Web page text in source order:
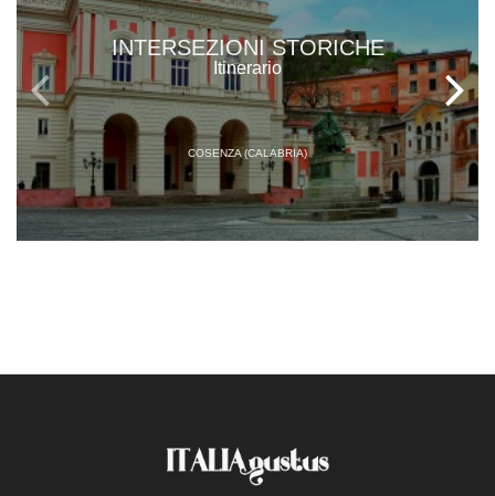
INTERSEZIONI STORICHE
Itinerario
COSENZA (CALABRIA)